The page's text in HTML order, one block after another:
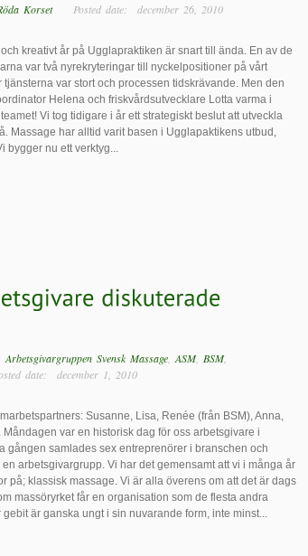
KorsetPosted date: december 26, 2010
kreativt år på Ugglapraktiken är snart till ända. En av de
var två nyrekryteringar till nyckelpositioner på vårt
tjänsterna var stort och processen tidskrävande. Men den
Helena och friskvårdsutvecklare Lotta varma i
Vi tog tidigare i år ett strategiskt beslut att utveckla
Massage har alltid varit basen i Ugglapaktikens utbud,
bygger nu ett verktyg...
Arbetsgivargruppen Svensk Massage ASM, BSM,
date: december 1, 2010
Susanne, Lisa, Renée (från BSM), Anna,
Måndagen var en historisk dag för oss arbetsgivare i
gången samlades sex entreprenörer i branschen och
arbetsgivargrupp. Vi har det gemensamt att vi i många år
på; klassisk massage. Vi är alla överens om att det är dags
massöryrket får en organisation som de flesta andra
gebit är ganska ungt i sin nuvarande form, inte minst...